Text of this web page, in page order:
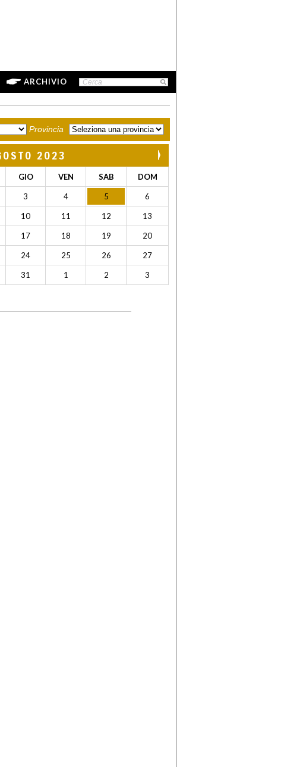
ARCHIVIO
Provincia
2023
GIO VEN SAB DOM
3 4 5 6
10 11 12 13
17 18 19 20
24 25 26 27
31 1 2 3